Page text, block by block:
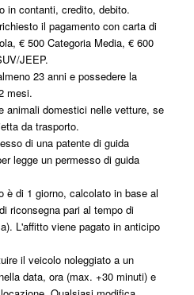
in contanti, credito, debito.
il pagamento con carta di
€ 500 Categoria Media, € 600
JEEP.
23 anni e possedere la
mesi.
animali domestici nelle vetture, se
da trasporto.
di una patente di guida
legge un permesso di guida
è di 1 giorno, calcolato in base al
riconsegna pari al tempo di
L'affitto viene pagato in anticipo
il veicolo noleggiato a un
data, ora (max. +30 minuti) e